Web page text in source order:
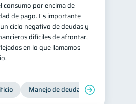
5
2
consumo por encima de
de pago. Es importante
ciclo negativo de deudas y
difíciles de afrontar,
en lo que llamamos
Manejo de deudas